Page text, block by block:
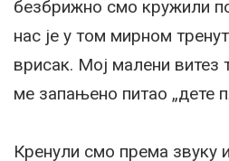
безбрижно смо кружили
нас је у том мирном
врисак. Мој малени витез
ме запањено питао „дете
Кренули смо према звуку